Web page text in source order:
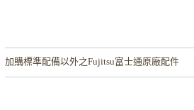
加購標準配備以外之Fujitsu富士通原廠配件